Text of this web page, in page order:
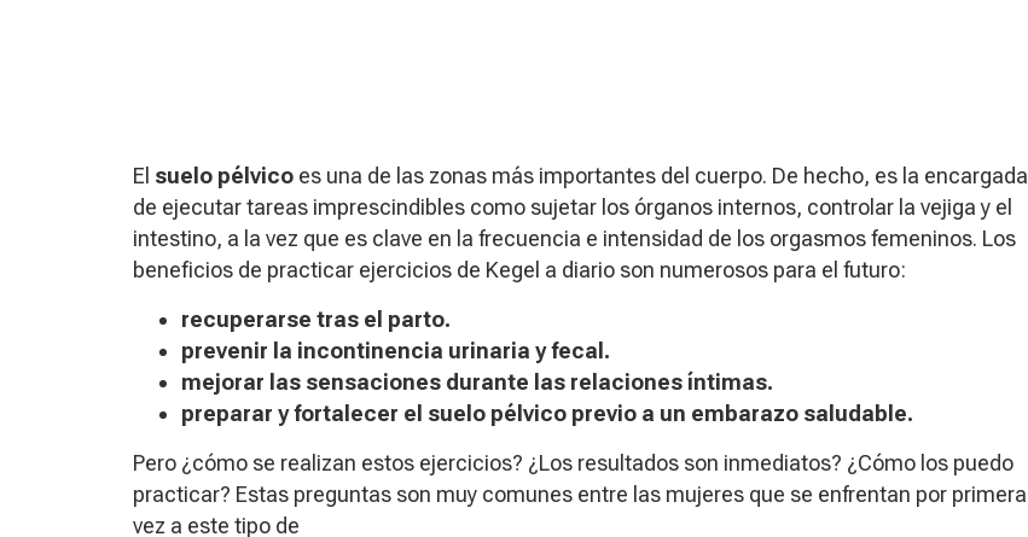
El suelo pélvico es una de las zonas más importantes del cuerpo. De hecho, es la encargada
de ejecutar tareas imprescindibles como sujetar los órganos internos, controlar la vejiga y el
intestino, a la vez que es clave en la frecuencia e intensidad de los orgasmos femeninos. Los
beneficios de practicar ejercicios de Kegel a diario son numerosos para el futuro:
recuperarse tras el parto.
prevenir la incontinencia urinaria y fecal.
mejorar las sensaciones durante las relaciones íntimas.
preparar y fortalecer el suelo pélvico previo a un embarazo saludable.
Pero ¿cómo se realizan estos ejercicios? ¿Los resultados son inmediatos? ¿Cómo los puedo
practicar? Estas preguntas son muy comunes entre las mujeres que se enfrentan por primera
vez a este tipo de